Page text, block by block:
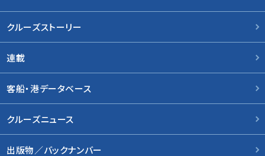
クルーズストーリー
連載
客船・港データベース
クルーズニュース
出版物／バックナンバー